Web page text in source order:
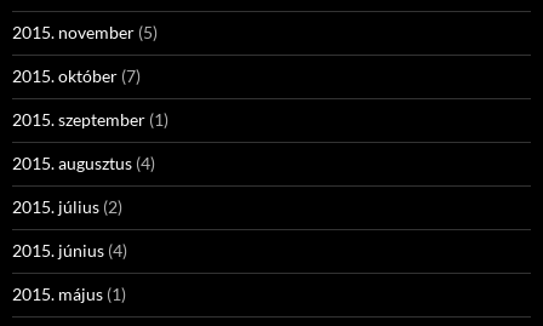
2015. november (5)
2015. október (7)
2015. szeptember (1)
2015. augusztus (4)
2015. július (2)
2015. június (4)
2015. május (1)